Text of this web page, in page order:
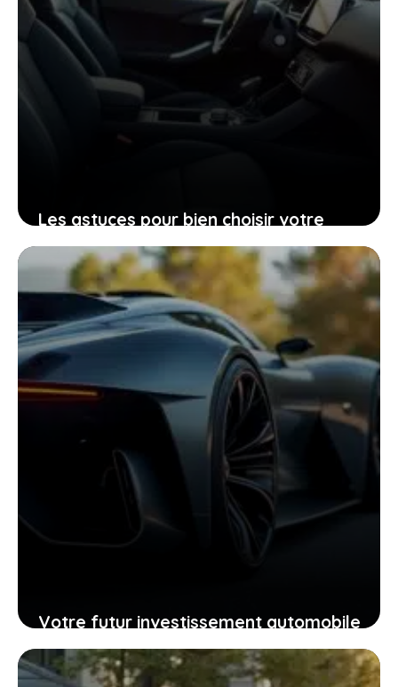
Les astuces pour bien choisir votre
Peugeot 206 d’occasion grâce à sa
fiche technique
25 janvier 2026
Votre futur investissement automobile
: pourquoi la GTR ou la RZ d’Ultima
supercar pourraient vous surprendre